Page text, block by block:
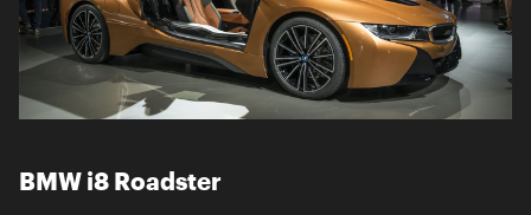
BMW i8 Roadster